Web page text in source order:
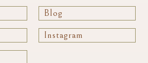
Blog
Instagram